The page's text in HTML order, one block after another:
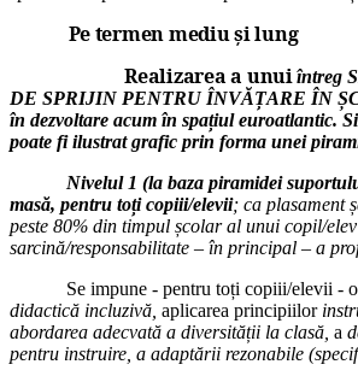
Pe termen mediu și lung
Realizarea a unuiîntreg
DE SPRIJIN PENTRU ÎNVĂȚARE ÎN
în dezvoltare acum în spațiul euroatlantic.
poate fi ilustrat grafic prin forma unei
Nivelul 1 (la baza piramidei
masă, pentru toți copiii/elevii; ca plasament
peste 80% din timpul școlar al unui copil/
sarcină/responsabilitate – în principal – a
Se impune - pentru toți copiii/elevii -
didactică incluzivă, aplicarea principiilor
abordarea adecvată a diversității la clasă, a
pentru instruire, a adaptării rezonabile